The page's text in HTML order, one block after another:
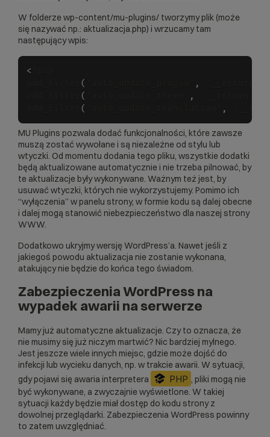
W folderze wp-content/mu-plugins/ tworzymy plik (może
się nazywać np.: aktualizacja.php) i wrzucamy tam
następujący wpis:
<
( ,
( ,
( ,
MU Plugins pozwala dodać funkcjonalności, które zawsze
muszą zostać wywołane i są niezależne od stylu lub
wtyczki. Od momentu dodania tego pliku, wszystkie dodatki
będą aktualizowane automatycznie i nie trzeba pilnować, by
te aktualizacje były wykonywane. Ważnym też jest, by
usuwać wtyczki, których nie wykorzystujemy. Pomimo ich
“wyłączenia” w panelu strony, w formie kodu są dalej obecne
i dalej mogą stanowić niebezpieczeństwo dla naszej strony
WWW.
Dodatkowo ukryjmy wersję WordPress’a. Nawet jeśli z
jakiegoś powodu aktualizacja nie zostanie wykonana,
atakujący nie będzie do końca tego świadom.
Zabezpieczenia WordPress na
wypadek awarii na serwerze
Mamy już automatyczne aktualizacje. Czy to oznacza, że
nie musimy się już niczym martwić? Nic bardziej mylnego.
Jest jeszcze wiele innych miejsc, gdzie może dojść do
infekcji lub wycieku danych, np. w trakcie awarii. W sytuacji,
gdy pojawi się awaria interpretera
PHP , pliki mogą nie
być wykonywane, a zwyczajnie wyświetlone. W takiej
sytuacji każdy będzie miał dostęp do kodu strony z
dowolnej przeglądarki. Zabezpieczenia WordPress powinny
to zatem uwzględniać.